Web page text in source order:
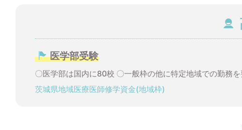
医学部受験
〇医学部は国内に80校 〇一般枠の他に特定地域での勤務
茨城県地域医療医師修学資金(地域枠)